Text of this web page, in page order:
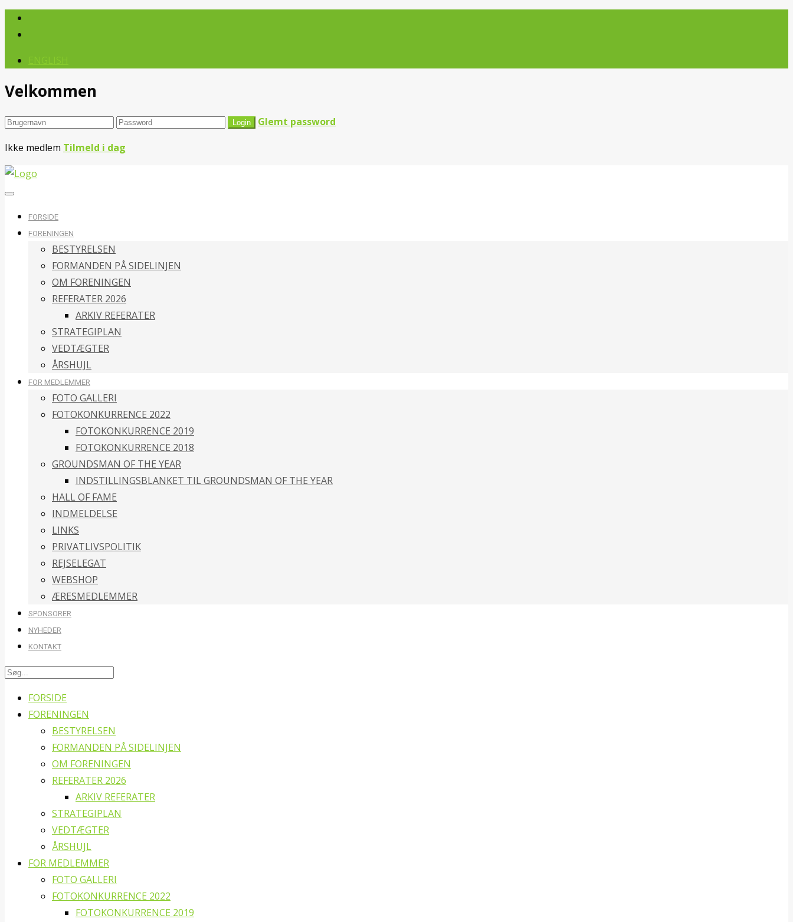
Velkommen
Glemt password
Ikke medlem Tilmeld i dag
FORSIDE
FORENINGEN
BESTYRELSEN
FORMANDEN PÅ SIDELINJEN
OM FORENINGEN
REFERATER 2026
ARKIV REFERATER
STRATEGIPLAN
VEDTÆGTER
ÅRSHUJL
FOR MEDLEMMER
FOTO GALLERI
FOTOKONKURRENCE 2022
FOTOKONKURRENCE 2019
FOTOKONKURRENCE 2018
GROUNDSMAN OF THE YEAR
INDSTILLINGSBLANKET TIL GROUNDSMAN OF THE YEAR
HALL OF FAME
INDMELDELSE
LINKS
PRIVATLIVSPOLITIK
REJSELEGAT
WEBSHOP
ÆRESMEDLEMMER
SPONSORER
NYHEDER
KONTAKT
FORSIDE
FORENINGEN
BESTYRELSEN
FORMANDEN PÅ SIDELINJEN
OM FORENINGEN
REFERATER 2026
ARKIV REFERATER
STRATEGIPLAN
VEDTÆGTER
ÅRSHUJL
FOR MEDLEMMER
FOTO GALLERI
FOTOKONKURRENCE 2022
FOTOKONKURRENCE 2019